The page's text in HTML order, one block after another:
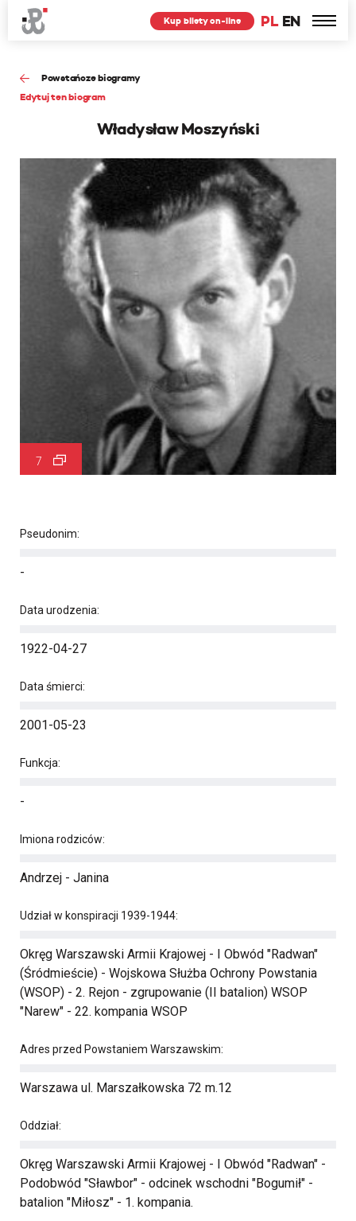
PL EN
Kup bilety on-line
Powstańcze biogramy
Edytuj ten biogram
Władysław Moszyński
7
Pseudonim:
-
Data urodzenia:
1922-04-27
Data śmierci:
2001-05-23
Funkcja:
-
Imiona rodziców:
Andrzej - Janina
Udział w konspiracji 1939-1944:
Okręg Warszawski Armii Krajowej - I Obwód "Radwan"
(Śródmieście) - Wojskowa Służba Ochrony Powstania
(WSOP) - 2. Rejon - zgrupowanie (II batalion) WSOP
"Narew" - 22. kompania WSOP
Adres przed Powstaniem Warszawskim:
Warszawa ul. Marszałkowska 72 m.12
Oddział:
Okręg Warszawski Armii Krajowej - I Obwód "Radwan" -
Podobwód "Sławbor" - odcinek wschodni "Bogumił" -
batalion "Miłosz" - 1. kompania.